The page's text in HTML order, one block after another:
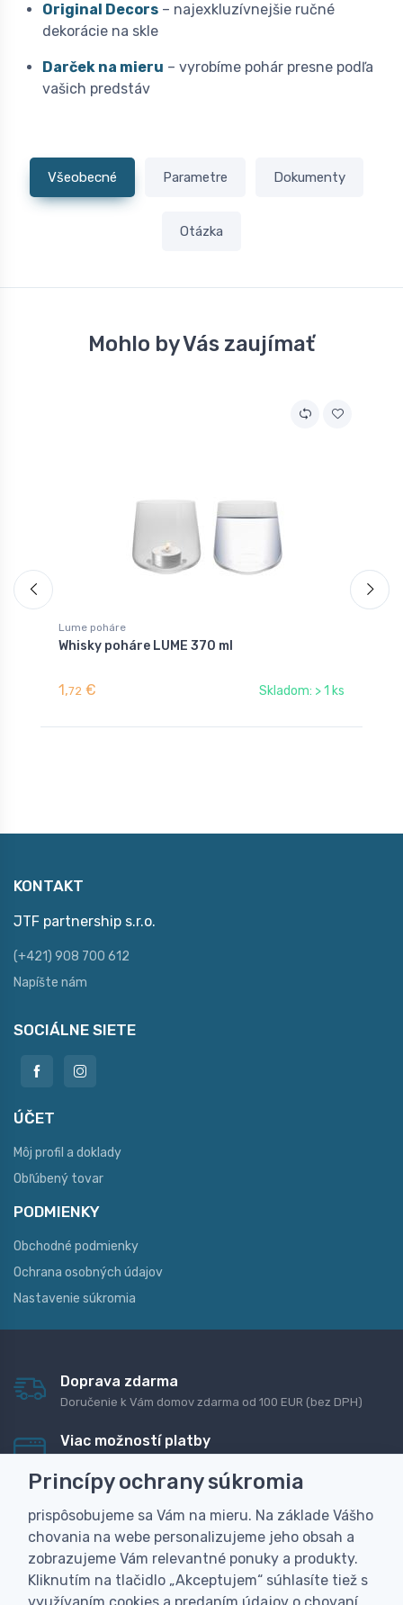
Original Decors – najexkluzívnejšie ručné
dekorácie na skle
Darček na mieru – vyrobíme pohár presne podľa
vašich predstáv
Všeobecné Parametre Dokumenty
Otázka
Mohlo by Vás zaujímať
Lume poháre
Whisky poháre LUME 370 ml
1,72 € Skladom: > 1 ks
KONTAKT
JTF partnership s.r.o.
(+421) 908 700 612
Napíšte nám
SOCIÁLNE SIETE
ÚČET
Môj profil a doklady
Obľúbený tovar
PODMIENKY
Obchodné podmienky
Ochrana osobných údajov
Nastavenie súkromia
Doprava zdarma
Doručenie k Vám domov zdarma od 100 EUR (bez DPH)
Viac možností platby
dobierku
Personalizácia
Vyrobíme Vám vlastný originálny darček
Skúsenosť
Široký sortiment, z ktorého Vám pomôžeme vybrať
Princípy ochrany súkromia
prispôsobujeme sa Vám na mieru. Na základe Vášho
chovania na webe personalizujeme jeho obsah a
zobrazujeme Vám relevantné ponuky a produkty.
Kliknutím na tlačidlo „Akceptujem“ súhlasíte tiež s